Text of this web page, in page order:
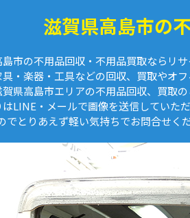
滋賀県高島市の
市の不用品回収・不用品買取ならリサ
具・楽器・工具などの回収、買取やオ
県高島市エリアの不用品回収、買取の
はLINE・メールで画像を送信していた
でとりあえず軽い気持ちでお問合せくだ